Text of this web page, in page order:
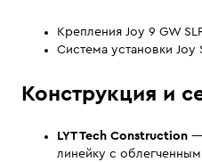
Крепления Joy 9 GW
Система установки Joy
Конструкция и
LYT Tech Construction —
линейку с